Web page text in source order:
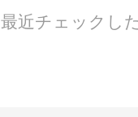
最近チェックし